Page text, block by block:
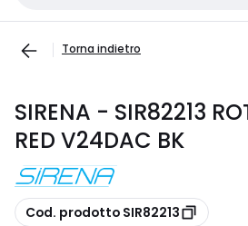
Torna indietro
SIRENA - SIR82213
RED V24DAC BK
copia
Cod. prodotto SIR82213